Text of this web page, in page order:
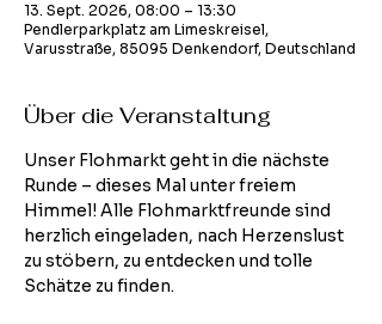
13. Sept. 2026, 08:00 – 13:30
Pendlerparkplatz am Limeskreisel,
Varusstraße, 85095 Denkendorf, Deutschland
Über die Veranstaltung
Unser Flohmarkt geht in die nächste
Runde – dieses Mal unter freiem
Himmel! Alle Flohmarktfreunde sind
herzlich eingeladen, nach Herzenslust
zu stöbern, zu entdecken und tolle
Schätze zu finden.